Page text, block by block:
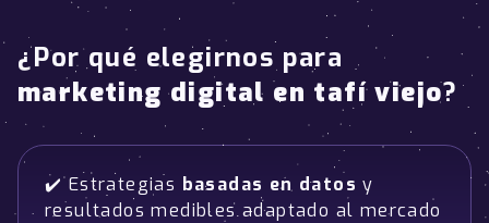
¿Por qué elegirnos para
marketing digital en tafí viejo?
✔️ Estrategias basadas en datos y
resultados medibles adaptado al mercado